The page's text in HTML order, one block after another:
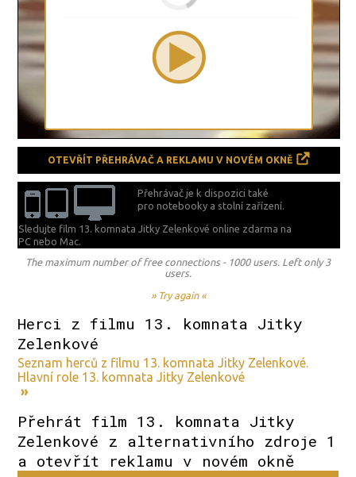
OTEVŘÍT PŘEHRÁVAČ A REKLAMU V NOVÉM OKNĚ
Přehrávač je k dispozici také
pro notebooky a stolní zařízení.
Sledujte film 13. komnata Jitky Zelenkové online zdarma na
PC nebo Mac.
The maximum number of free connections - 1000 users. Left only 3
users.
» Try again «
Herci z filmu 13. komnata Jitky
Zelenkové
Seznam herců z filmu 13. komnata Jitky Zelenkové.
Hlavní role 13. komnata Jitky Zelenkové
»
Přehrát film 13. komnata Jitky
Zelenkové z alternativního zdroje 1
a otevřít reklamu v novém okně